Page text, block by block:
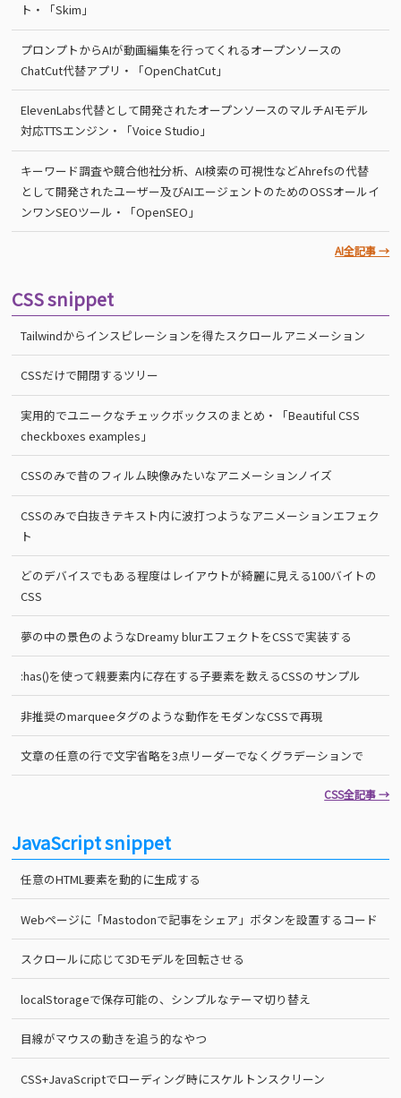
ト・「Skim」
プロンプトからAIが動画編集を行ってくれるオープンソースの
ChatCut代替アプリ・「OpenChatCut」
ElevenLabs代替として開発されたオープンソースのマルチAIモデル
対応TTSエンジン・「Voice Studio」
キーワード調査や競合他社分析、AI検索の可視性などAhrefsの代替
として開発されたユーザー及びAIエージェントのためのOSSオールイ
ンワンSEOツール・「OpenSEO」
AI全記事 →
CSS snippet
Tailwindからインスピレーションを得たスクロールアニメーション
CSSだけで開閉するツリー
実用的でユニークなチェックボックスのまとめ・「Beautiful CSS
checkboxes examples」
CSSのみで昔のフィルム映像みたいなアニメーションノイズ
CSSのみで白抜きテキスト内に波打つようなアニメーションエフェク
ト
どのデバイスでもある程度はレイアウトが綺麗に見える100バイトの
CSS
夢の中の景色のようなDreamy blurエフェクトをCSSで実装する
:has()を使って親要素内に存在する子要素を数えるCSSのサンプル
非推奨のmarqueeタグのような動作をモダンなCSSで再現
文章の任意の行で文字省略を3点リーダーでなくグラデーションで
CSS全記事 →
JavaScript snippet
任意のHTML要素を動的に生成する
Webページに「Mastodonで記事をシェア」ボタンを設置するコード
スクロールに応じて3Dモデルを回転させる
localStorageで保存可能の、シンプルなテーマ切り替え
目線がマウスの動きを追う的なやつ
CSS+JavaScriptでローディング時にスケルトンスクリーン